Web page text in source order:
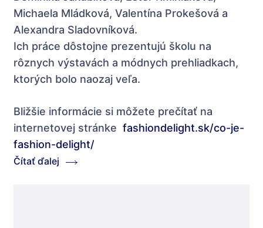
Michaela Mládková, Valentína Prokešová a
Alexandra Sladovníková.
Ich práce dôstojne prezentujú školu na
rôznych výstavách a módnych prehliadkach,
ktorých bolo naozaj veľa.
Bližšie informácie si môžete prečítať na
internetovej stránke fashiondelight.sk/co-je-
fashion-delight/
Čítať ďalej